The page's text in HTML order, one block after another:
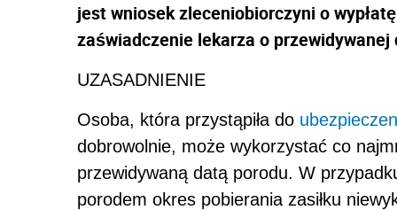
jest wniosek zleceniobiorczyni o
zaświadczenie lekarza o przewidywanej
UZASADNIENIE
Osoba, która przystąpiła do
dobrowolnie, może wykorzystać co
przewidywaną datą porodu. W
porodem okres pobierania zasiłku